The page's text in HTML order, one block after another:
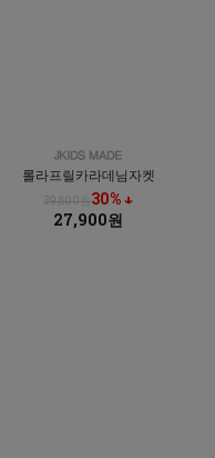
롤라프릴카라데님자켓
39,800원30% ↓
27,900원